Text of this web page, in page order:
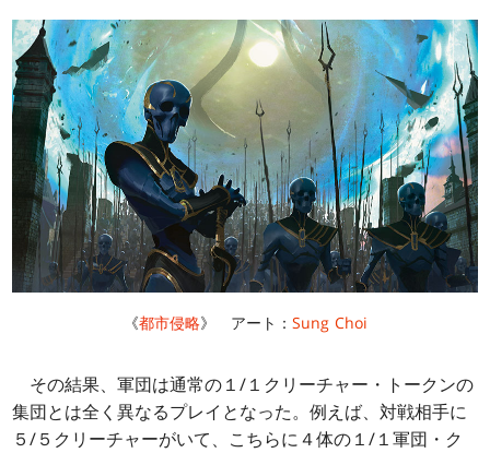
《都市侵略》 アート： Sung Choi
その結果、軍団は通常の１/１クリーチャー・トークンの
集団とは全く異なるプレイとなった。例えば、対戦相手に
５/５クリーチャーがいて、こちらに４体の１/１軍団・ク